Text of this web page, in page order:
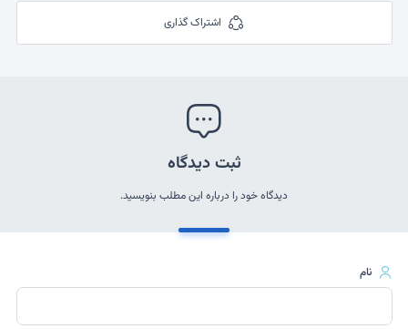
اشتراک گذاری
ثبت دیدگاه
دیدگاه خود را درباره این مطلب بنویسید.
نام